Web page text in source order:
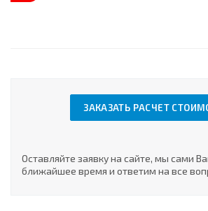
ЗАКАЗАТЬ РАСЧЕТ
Оставляйте заявку на сайте, мы сами
ближайшее время и ответим на все